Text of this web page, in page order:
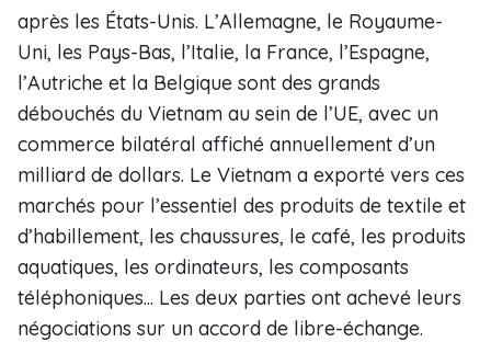
après les États-Unis. L’Allemagne, le Royaume-
Uni, les Pays-Bas, l’Italie, la France, l’Espagne,
l’Autriche et la Belgique sont des grands
débouchés du Vietnam au sein de l’UE, avec un
commerce bilatéral affiché annuellement d’un
milliard de dollars. Le Vietnam a exporté vers ces
marchés pour l’essentiel des produits de textile et
d’habillement, les chaussures, le café, les produits
aquatiques, les ordinateurs, les composants
téléphoniques... Les deux parties ont achevé leurs
négociations sur un accord de libre-échange.